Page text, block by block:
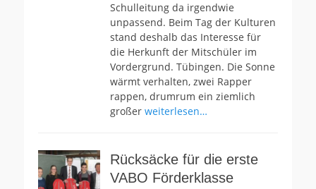
Schulleitung da irgendwie
unpassend. Beim Tag der Kulturen
stand deshalb das Interesse für
die Herkunft der Mitschüler im
Vordergrund. Tübingen. Die Sonne
wärmt verhalten, zwei Rapper
rappen, drumrum ein ziemlich
großer weiterlesen…
Rücksäcke für die erste
VABO Förderklasse